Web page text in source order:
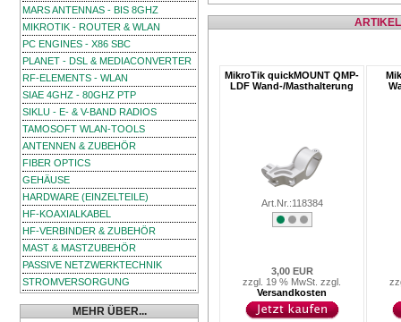
MARS ANTENNAS - BIS 8GHZ
MIKROTIK - ROUTER & WLAN
PC ENGINES - X86 SBC
PLANET - DSL & MEDIACONVERTER
RF-ELEMENTS - WLAN
SIAE 4GHZ - 80GHZ PTP
SIKLU - E- & V-BAND RADIOS
TAMOSOFT WLAN-TOOLS
ANTENNEN & ZUBEHÖR
FIBER OPTICS
GEHÄUSE
HARDWARE (EINZELTEILE)
HF-KOAXIALKABEL
HF-VERBINDER & ZUBEHÖR
MAST & MASTZUBEHÖR
PASSIVE NETZWERKTECHNIK
STROMVERSORGUNG
MEHR ÜBER...
MikroTik quickMOUNT QMP-
LDF Wand-/Masthalterung
Art.Nr.:118384
3,00 EUR
zzgl. 19 % MwSt. zzgl.
Versandkosten